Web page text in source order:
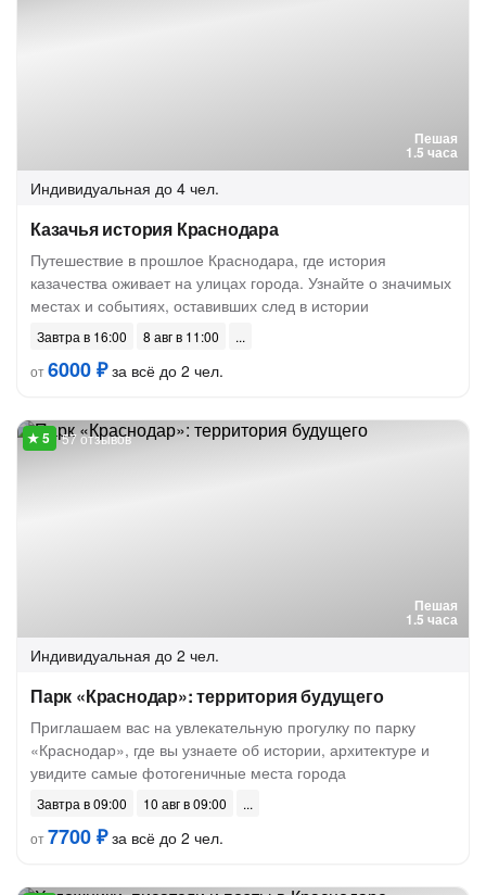
Пешая
1.5 часа
Индивидуальная до 4 чел.
Казачья история Краснодара
Путешествие в прошлое Краснодара, где история
казачества оживает на улицах города. Узнайте о значимых
местах и событиях, оставивших след в истории
Завтра в 16:00
8 авг в 11:00
от6000 ₽за всё до 2 чел.
Пешая
1.5 часа
57 отзывов
Индивидуальная до 2 чел.
Парк «Краснодар»: территория будущего
Приглашаем вас на увлекательную прогулку по парку
«Краснодар», где вы узнаете об истории, архитектуре и
увидите самые фотогеничные места города
Завтра в 09:00
10 авг в 09:00
от7700 ₽за всё до 2 чел.